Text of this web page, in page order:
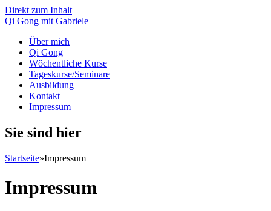
Direkt zum Inhalt
Qi Gong mit Gabriele
Über mich
Qi Gong
Wöchentliche Kurse
Tageskurse/Seminare
Ausbildung
Kontakt
Impressum
Sie sind hier
Startseite»Impressum
Impressum